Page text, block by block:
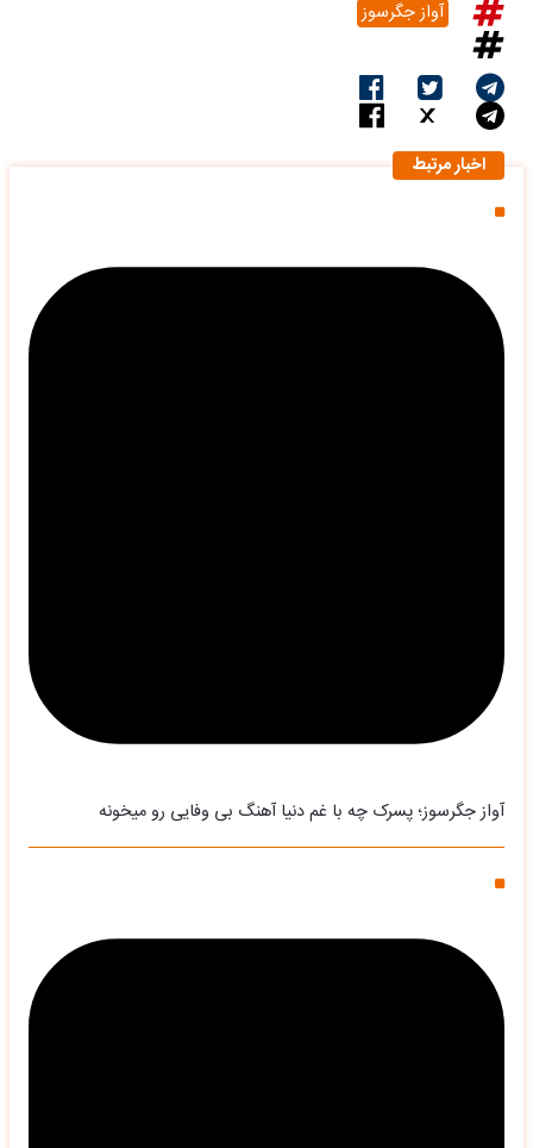
آواز جگرسوز
اخبار مرتبط
آواز جگرسوز؛ پسرک چه با غم دنیا آهنگ بی وفایی رو میخونه